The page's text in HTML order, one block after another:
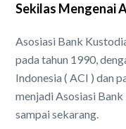
Sekilas Mengenai
Asosiasi Bank
pada tahun 1990,
Indonesia ( ACI ) dan
menjadi Asosiasi
sampai sekarang.